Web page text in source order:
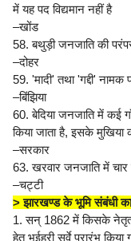
में यह पद विद्यमान नहीं है
–खोंड
58. बथुड़ी जनजाति की
–दोहर
59. 'मादी' तथा 'गद्दी'
–बिंझिया
60. बेदिया जनजाति में कई
किया जाता है, इसके मुखिया
–सरकार
63. खरवार जनजाति में चार
–चट्टी
> झारखण्ड के भूमि संबंधी
1. सन् 1862 में किसके
हेतु भुईहरी सर्वे प्रारंभ किया